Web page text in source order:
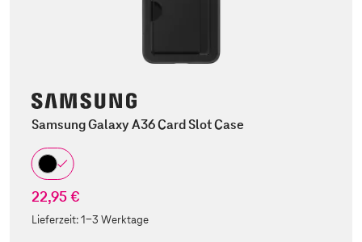
Samsung Galaxy A36 Card Slot Case
22,95 €
Lieferzeit:1-3 Werktage